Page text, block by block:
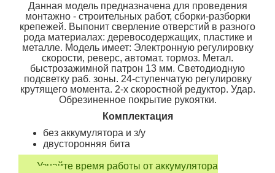
Данная модель предназначена для проведения
монтажно - строительных работ, сборки-разборки
крепежей. Выпонит сверление отверстий в разного
рода материалах: деревосодержащих, пластике и
металле. Модель имеет: Электронную регулировку
скорости, реверс, автомат. тормоз. Метал.
быстрозажимной патрон 13 мм. Светодиодную
подсветку раб. зоны. 24-ступенчатую регулировку
крутящего момента. 2-х скоростной редуктор. Удар.
Обрезиненное покрытие рукоятки.
Комплектация
без аккумулятора и з/у
двусторонняя бита
Узнайте время работы от аккумулятора